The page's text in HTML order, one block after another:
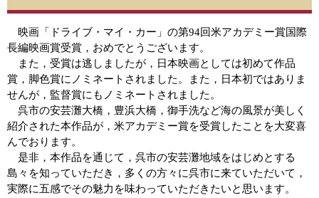
映画「ドライブ・マイ・カー」の第94回米アカデミー賞国際
長編映画賞受賞，おめでとうございます。
また，受賞は逃しましたが，日本映画としては初めて作品
賞，脚色賞にノミネートされました。また，日本初ではありま
せんが，監督賞にもノミネートされました。
呉市の安芸灘大橋，豊浜大橋，御手洗など海の風景が美しく
紹介された本作品が，米アカデミー賞を受賞したことを大変喜
んでおります。
是非，本作品を通じて，呉市の安芸灘地域をはじめとする
島々を知っていただき，多くの方々に呉市に来ていただいて，
実際に五感でその魅力を味わっていただきたいと思います。